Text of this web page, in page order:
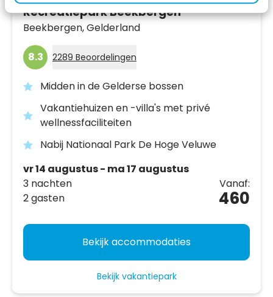
Recreatiepark Beekbergen
Beekbergen,Gelderland
8.3 2289 Beoordelingen
Midden in de Gelderse bossen
Vakantiehuizen en -villa's met privé
wellnessfaciliteiten
Nabij Nationaal Park De Hoge Veluwe
vr 14 augustus - ma 17 augustus
3 nachten
2 gasten
Vanaf:
460
Bekijk accommodaties
Bekijk vakantiepark